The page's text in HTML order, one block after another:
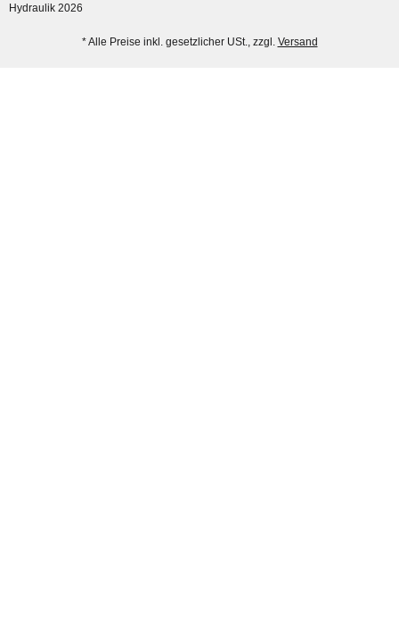
Hydraulik 2026
* Alle Preise inkl. gesetzlicher USt., zzgl. Versand